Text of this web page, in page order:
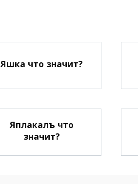
Яшка что значит?
Яплакалъ что
значит?